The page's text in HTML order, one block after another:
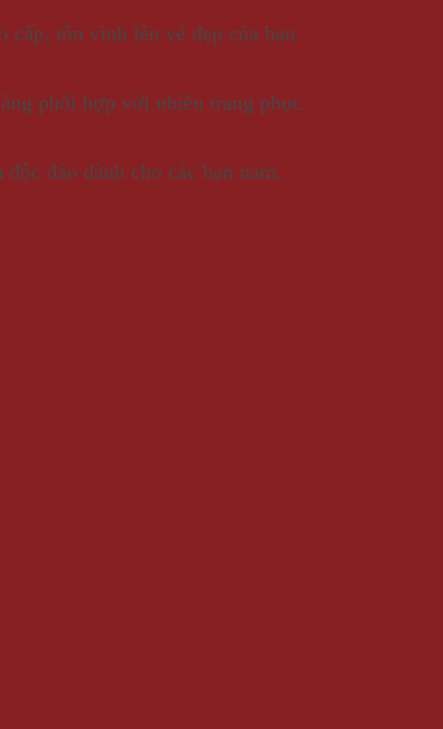
cấp, tôn vinh lên vẻ đẹp của bạn.
phối hợp với nhiều trang phục.
đáo dành cho các bạn nam.